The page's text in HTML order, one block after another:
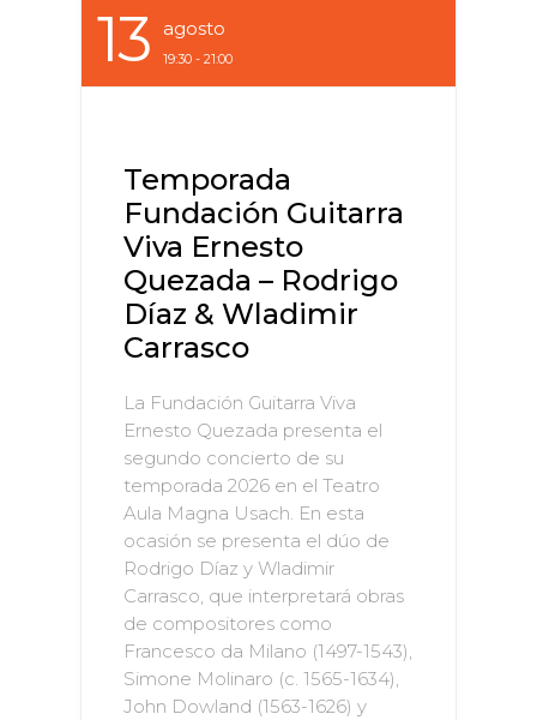
13 Agosto
19:30 - 21:00
Temporada
Fundación Guitarra
Viva Ernesto
Quezada – Rodrigo
Díaz & Wladimir
Carrasco
La Fundación Guitarra Viva
Ernesto Quezada presenta el
segundo concierto de su
temporada 2026 en el Teatro
Aula Magna Usach. En esta
ocasión se presenta el dúo de
Rodrigo Díaz y Wladimir
Carrasco, que interpretará obras
de compositores como
Francesco da Milano (1497-1543),
Simone Molinaro (c. 1565-1634),
John Dowland (1563-1626) y